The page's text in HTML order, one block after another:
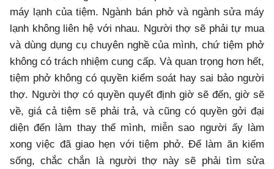
máy lạnh của tiệm. Ngành bán phở và ngành sửa máy
lạnh không liên hệ với nhau. Người thợ sẽ phải tự mua
và dùng dụng cụ chuyên nghề của mình, chứ tiệm phở
không có trách nhiệm cung cấp. Và quan trọng hơn hết,
tiệm phở không có quyền kiểm soát hay sai bảo người
thợ. Người thợ có quyền quyết định giờ sẽ đến, giờ sẽ
về, giá cả tiệm sẽ phải trả, và cũng có quyền gởi đại
diện đến làm thay thế mình, miễn sao người ấy làm
xong việc đã giao hẹn với tiệm phở. Để làm ăn kiếm
sống, chắc chắn là người thợ này sẽ phải tìm sửa